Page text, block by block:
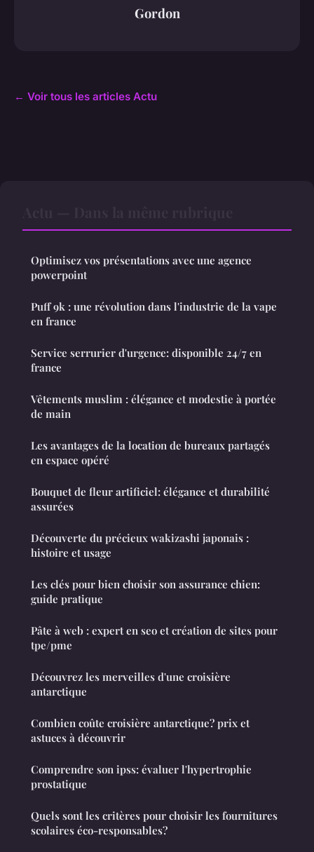
Gordon
← Voir tous les articles Actu
Optimisez vos présentations avec une agence
powerpoint
Puff 9k : une révolution dans l'industrie de la vape
en france
Service serrurier d'urgence: disponible 24/7 en
france
Vêtements muslim : élégance et modestie à portée
de main
Les avantages de la location de bureaux partagés
en espace opéré
Bouquet de fleur artificiel: élégance et durabilité
assurées
Découverte du précieux wakizashi japonais :
histoire et usage
Les clés pour bien choisir son assurance chien:
guide pratique
Pâte à web : expert en seo et création de sites pour
tpe/pme
Découvrez les merveilles d'une croisière
antarctique
Combien coûte croisière antarctique? prix et
astuces à découvrir
Comprendre son ipss: évaluer l'hypertrophie
prostatique
Quels sont les critères pour choisir les fournitures
scolaires éco-responsables?